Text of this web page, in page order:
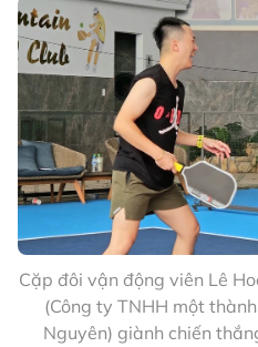
Cặp đôi vận động viên Lê
(Công ty TNHH một
Nguyên) giành chiến